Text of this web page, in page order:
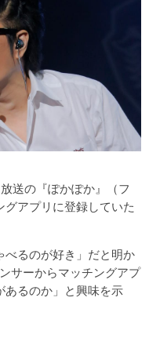
送の『ぽかぽか』（フ
アプリに登録していた
るのが好き」だと明か
サーからマッチングアプ
あるのか」と興味を示